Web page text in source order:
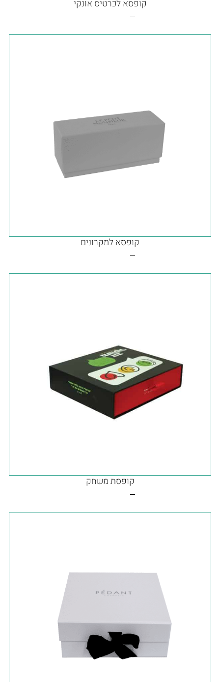
קופסא לכרטיס אונקי
קופסא למקרונים
קופסת משחק